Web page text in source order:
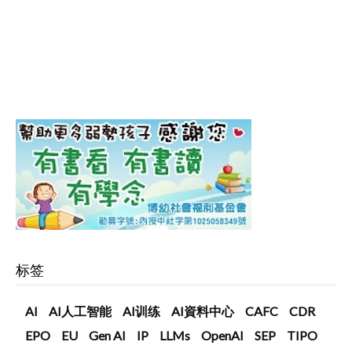
标签
AI AI人工智能 AI训练 AI資料中心 CAFC
CDR
EPO
EU Gen AI IP LLMs OpenAI SEP
TIPO